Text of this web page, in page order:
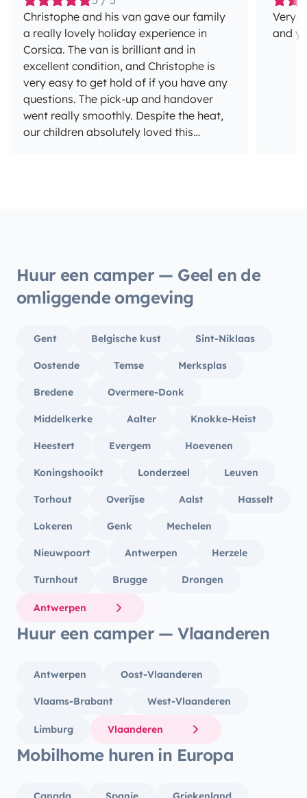
Christophe and his van gave our family
a really lovely holiday experience in
Corsica. The van is brilliant and in
excellent condition, and Christophe is
very easy to get hold of if you have any
questions. The pick-up and handover
went really smoothly. Despite the heat,
our children absolutely loved this
Very
and
Huur een camper — Geel en de
omliggende omgeving
Gent Belgische kust Sint-Niklaas
Oostende Temse Merksplas
Bredene Overmere-Donk
Middelkerke Aalter Knokke-Heist
Heestert Evergem Hoevenen
Koningshooikt Londerzeel Leuven
Torhout Overijse Aalst Hasselt
Lokeren Genk Mechelen
Nieuwpoort Antwerpen Herzele
Turnhout Brugge Drongen
Antwerpen
Huur een camper — Vlaanderen
Antwerpen Oost-Vlaanderen
Vlaams-Brabant West-Vlaanderen
Limburg Vlaanderen
Mobilhome huren in Europa